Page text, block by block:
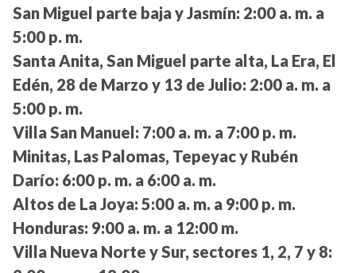
San Miguel parte baja y Jasmín: 2:00 a. m. a
5:00 p. m.
Santa Anita, San Miguel parte alta, La Era, El
Edén, 28 de Marzo y 13 de Julio: 2:00 a. m. a
5:00 p. m.
Villa San Manuel: 7:00 a. m. a 7:00 p. m.
Minitas, Las Palomas, Tepeyac y Rubén
Darío: 6:00 p. m. a 6:00 a. m.
Altos de La Joya: 5:00 a. m. a 9:00 p. m.
Honduras: 9:00 a. m. a 12:00 m.
Villa Nueva Norte y Sur, sectores 1, 2, 7 y 8: